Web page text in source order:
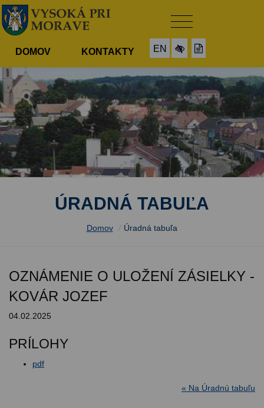
DOMOV KONTAKTY EN
ÚRADNÁ TABUĽA
Domov / Úradná tabuľa
OZNÁMENIE O ULOŽENÍ ZÁSIELKY -
KOVÁR JOZEF
04.02.2025
PRÍLOHY
pdf
« Na Úradnú tabuľu